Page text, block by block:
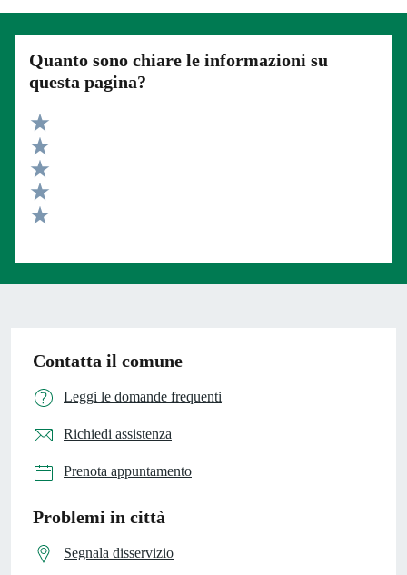
Quanto sono chiare le informazioni su
questa pagina?
Valuta 5 stelle su 5
Valuta 4 stelle su 5
Valuta 3 stelle su 5
Valuta 2 stelle su 5
Contatta il comune
Leggi le domande frequenti
Richiedi assistenza
Prenota appuntamento
Problemi in città
Segnala disservizio